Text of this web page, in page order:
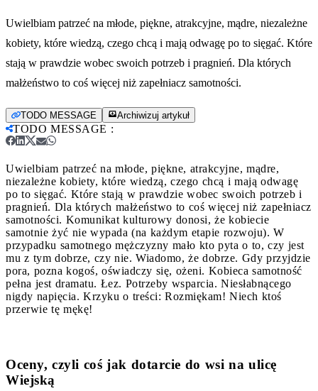
Uwielbiam patrzeć na młode, piękne, atrakcyjne, mądre, niezależne
kobiety, które wiedzą, czego chcą i mają odwagę po to sięgać. Które
stają w prawdzie wobec swoich potrzeb i pragnień. Dla których
małżeństwo to coś więcej niż zapełniacz samotności.
TODO MESSAGE Archiwizuj artykuł
TODO MESSAGE :
Uwielbiam patrzeć na młode, piękne, atrakcyjne, mądre,
niezależne kobiety, które wiedzą, czego chcą i mają odwagę
po to sięgać. Które stają w prawdzie wobec swoich potrzeb i
pragnień. Dla których małżeństwo to coś więcej niż zapełniacz
samotności. Komunikat kulturowy donosi, że kobiecie
samotnie żyć nie wypada (na każdym etapie rozwoju). W
przypadku samotnego mężczyzny mało kto pyta o to, czy jest
mu z tym dobrze, czy nie. Wiadomo, że dobrze. Gdy przyjdzie
pora, pozna kogoś, oświadczy się, ożeni. Kobieca samotność
pełna jest dramatu. Łez. Potrzeby wsparcia. Niesłabnącego
nigdy napięcia. Krzyku o treści: Rozmiękam! Niech ktoś
przerwie tę mękę!
Oceny, czyli coś jak dotarcie do wsi na ulicę
Wiejską